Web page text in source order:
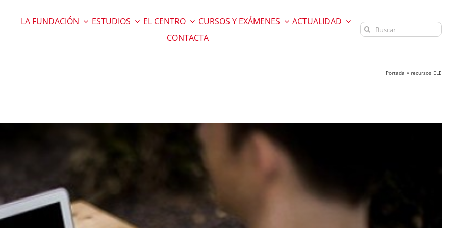
LA FUNDACIÓN ESTUDIOS EL CENTRO CURSOS Y EXÁMENES
ACTUALIDAD
CONTACTA
Buscar:
Portada » recursos ELE